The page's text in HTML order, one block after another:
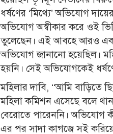
ধর্ষণের ‘মিথ্যে’ অভিযোগ
অভিযোগ অস্বীকার করে ওই
তুলেছেন। এই আবহে আরও এক
অভিযোগ জানানো হয়েছিল।
হয়নি। সেই অভিযোগকেই
মহিলার দাবি, ‘‘আমি বাড়িতে
মহিলা কমিশন এসেছে বলে
বেরোতে পারেননি। অভিযোগ
এর পর সাদা কাগজে সই